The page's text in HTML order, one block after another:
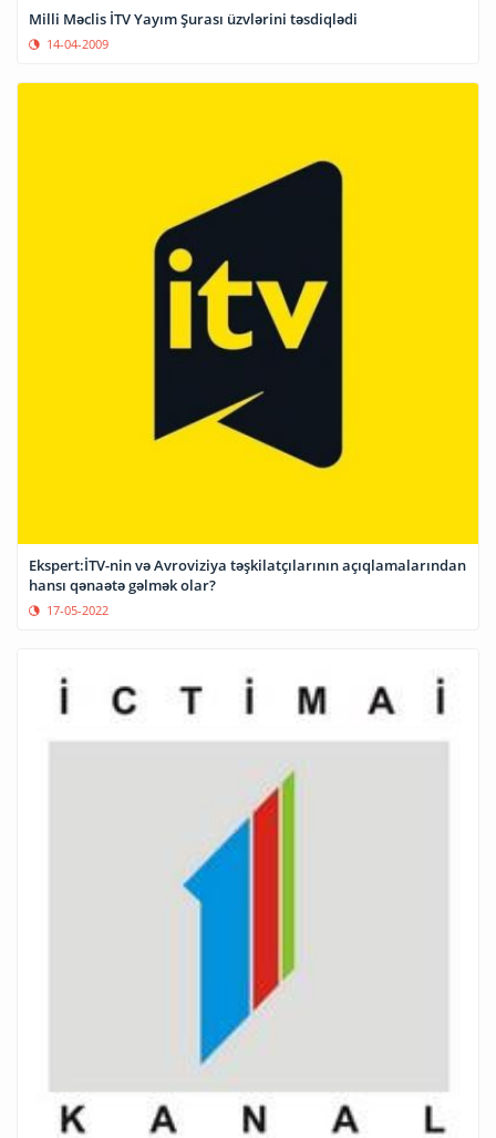
Milli Məclis İTV Yayım Şurası üzvlərini təsdiqlədi
14-04-2009
Ekspert:İTV-nin və Avroviziya təşkilatçılarının açıqlamalarından
hansı qənaətə gəlmək olar?
17-05-2022